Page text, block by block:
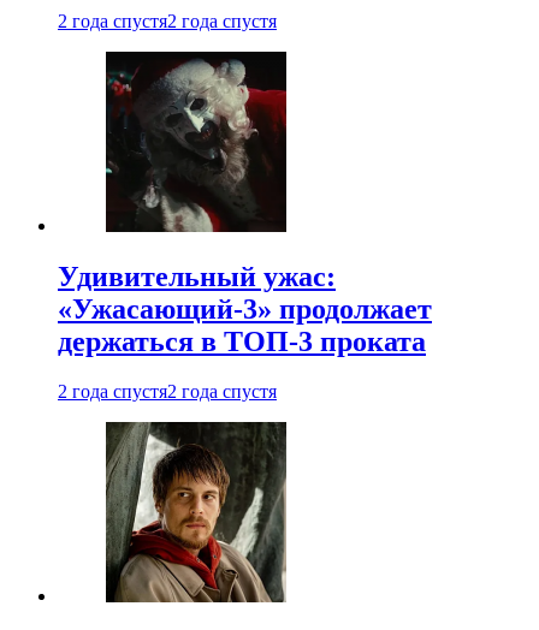
2 года спустя2 года спустя
Удивительный ужас:
«Ужасающий-3» продолжает
держаться в ТОП-3 проката
2 года спустя2 года спустя